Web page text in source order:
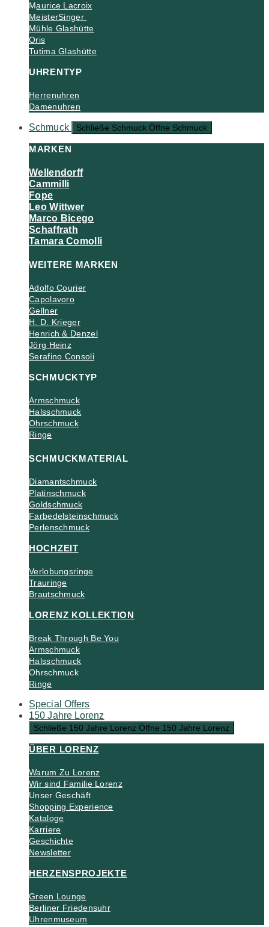
Maurice Lacroix
MeisterSinger
Mühle Glashütte
Oris
Tutima Glashütte
UHRENTYP
Herrenuhren
Damenuhren
Schmuck Schließe Schmuck Öffne Schmuck
MARKEN
Wellendorff
Cammilli
Fope
Leo Wittwer
Marco Bicego
Schaffrath
Tamara Comolli
WEITERE MARKEN
Adolfo Courier
Capolavoro
Gellner
H. D. Krieger
Henrich & Denzel
Jörg Heinz
Serafino Consoli
SCHMUCKTYP
Armschmuck
Halsschmuck
Ohrschmuck
Ringe
SCHMUCKMATERIAL
Diamantschmuck
Platinschmuck
Goldschmuck
Farbedelsteinschmuck
Perlenschmuck
HOCHZEIT
Verlobungsringe
Trauringe
Brautschmuck
LORENZ KOLLEKTION
Break Through Be You
Armschmuck
Halsschmuck
Ohrschmuck
Ringe
Special Offers
150 Jahre Lorenz
Schließe 150 Jahre Lorenz Öffne 150 Jahre Lorenz
ÜBER LORENZ
Warum Zu Lorenz
Wir sind Familie Lorenz
Unser Geschäft
Shopping Experience
Kataloge
Karriere
Geschichte
Newsletter
HERZENSPROJEKTE
Green Lounge
Berliner Friedensuhr
Uhrenmuseum